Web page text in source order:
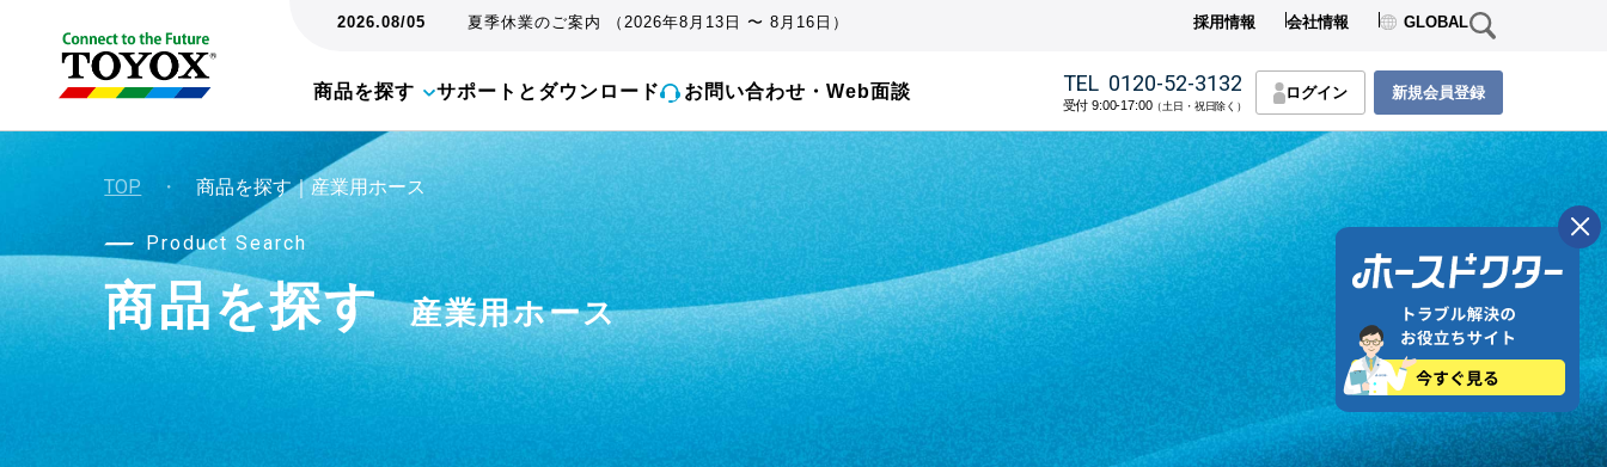
2026.08/05 夏季休業のご案内 （2026年8月13日 〜 8月16日） 採用情報 会社情報 GLOBAL
商品を探す サポートとダウンロード お問い合わせ・Web面談 TEL 0120-52-3132
受付 9:00-17:00（土日・祝日除く）
ログイン 新規会員登録
TOP ・ 商品を探す｜産業用ホース
Product Search
商品を探す 産業用ホース